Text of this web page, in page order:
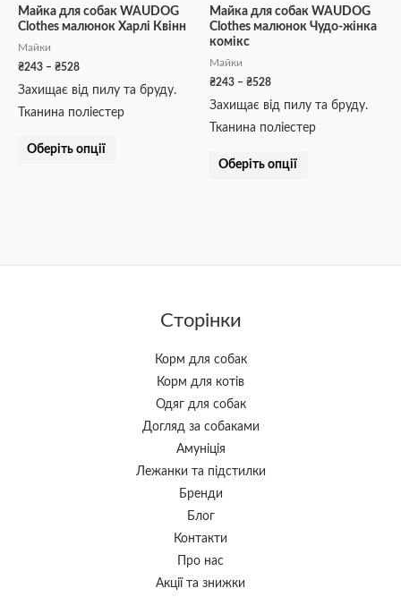
Майка для собак WAUDOG
Clothes малюнок Харлі Квінн
Майки
₴243 – ₴528
Захищає від пилу та бруду.
Тканина поліестер
Оберіть опції
на
сторінці
Майка для собак WAUDOG
Clothes малюнок Чудо-жінка
комікс
Майки
₴243 – ₴528
Захищає від пилу та бруду.
Тканина поліестер
Оберіть опції
на
сторінці
Сторінки
Корм для собак
Корм для котів
Одяг для собак
Догляд за собаками
Амуніція
Лежанки та підстилки
Бренди
Блог
Контакти
Про нас
Акції та знижки